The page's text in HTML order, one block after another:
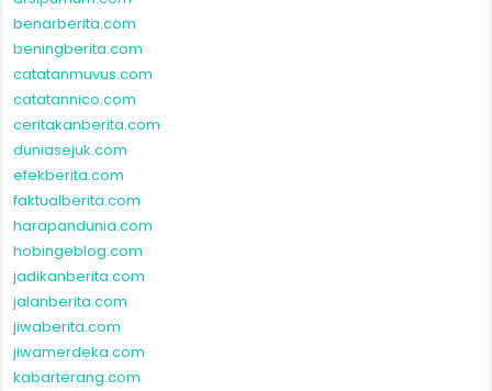
benarberita.com
beningberita.com
catatanmuvus.com
catatannico.com
ceritakanberita.com
duniasejuk.com
efekberita.com
faktualberita.com
harapandunia.com
hobingeblog.com
jadikanberita.com
jalanberita.com
jiwaberita.com
jiwamerdeka.com
kabarterang.com